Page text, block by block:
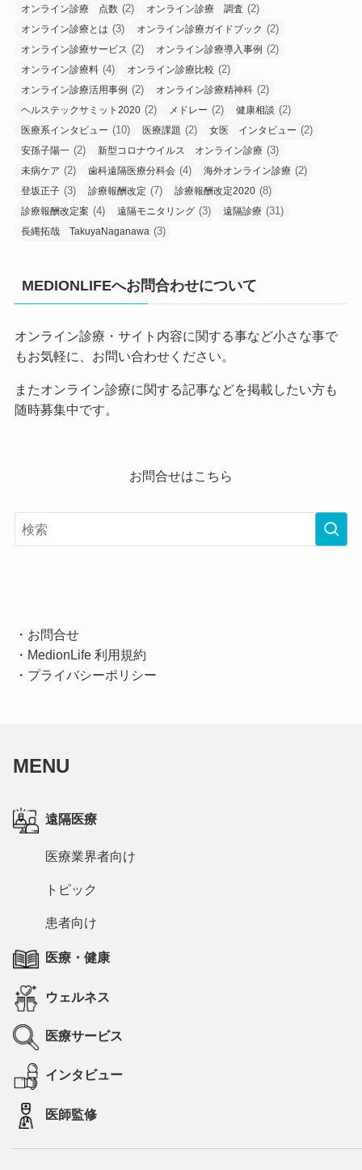
オンライン診療 点数 (2) オンライン診療 調査 (2)
オンライン診療とは (3) オンライン診療ガイドブック (2)
オンライン診療サービス (2) オンライン診療導入事例 (2)
オンライン診療料 (4) オンライン診療比較 (2)
オンライン診療活用事例 (2) オンライン診療精神科 (2)
ヘルステックサミット2020 (2) メドレー (2) 健康相談 (2)
医療系インタビュー (10) 医療課題 (2) 女医 インタビュー (2)
安孫子陽一 (2) 新型コロナウイルス オンライン診療 (3)
未病ケア (2) 歯科遠隔医療分科会 (4) 海外オンライン診療 (2)
登坂正子 (3) 診療報酬改定 (7) 診療報酬改定2020 (8)
診療報酬改定案 (4) 遠隔モニタリング (3) 遠隔診療 (31)
長縄拓哉 TakuyaNaganawa (3)
MEDIONLIFEへお問合わせについて
オンライン診療・サイト内容に関する事など小さな事で
もお気軽に、お問い合わせください。
またオンライン診療に関する記事などを掲載したい方も
随時募集中です。
お問合せはこちら
・ お問合せ
・ MedionLife 利用規約
・ プライバシーポリシー
MENU
遠隔医療
医療業界者向け
トピック
患者向け
医療・健康
ウェルネス
医療サービス
インタビュー
医師監修